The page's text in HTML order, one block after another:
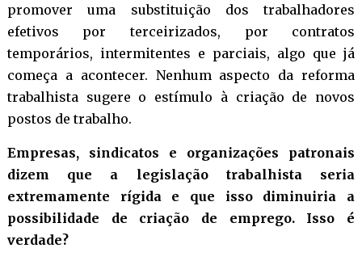
promover uma substituição dos trabalhadores
efetivos por terceirizados, por contratos
temporários, intermitentes e parciais, algo que já
começa a acontecer. Nenhum aspecto da reforma
trabalhista sugere o estímulo à criação de novos
postos de trabalho.
Empresas, sindicatos e organizações patronais
dizem que a legislação trabalhista seria
extremamente rígida e que isso diminuiria a
possibilidade de criação de emprego. Isso é
verdade?